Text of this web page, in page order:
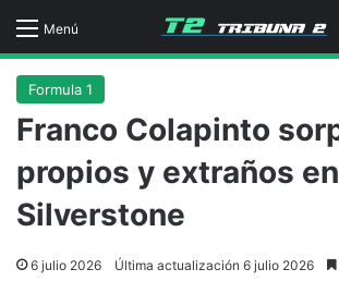
Menú
Formula 1
Franco Colapinto
propios y extraños en
Silverstone
6 julio 2026 Última actualización 6 julio 2026